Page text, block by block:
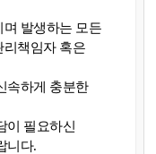
발생하는 모든
리책임자 혹은
속하게 충분한
이 필요하신
니다.